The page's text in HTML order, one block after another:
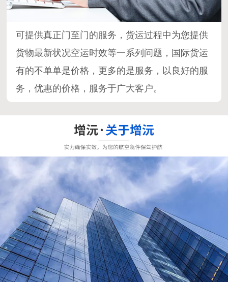
可提供真正门至门的服务，货运过程中为您提供
货物最新状况空运时效等一系列问题，国际货运
有的不单单是价格，更多的是服务，以良好的服
务，优惠的价格，服务于广大客户。